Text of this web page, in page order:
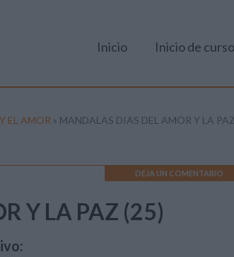
Inicio Inicio de curso
EL AMOR » MANDALAS DIAS DEL AMOR Y LA PAZ
DEJA UN COMENTARIO
Y LA PAZ (25)